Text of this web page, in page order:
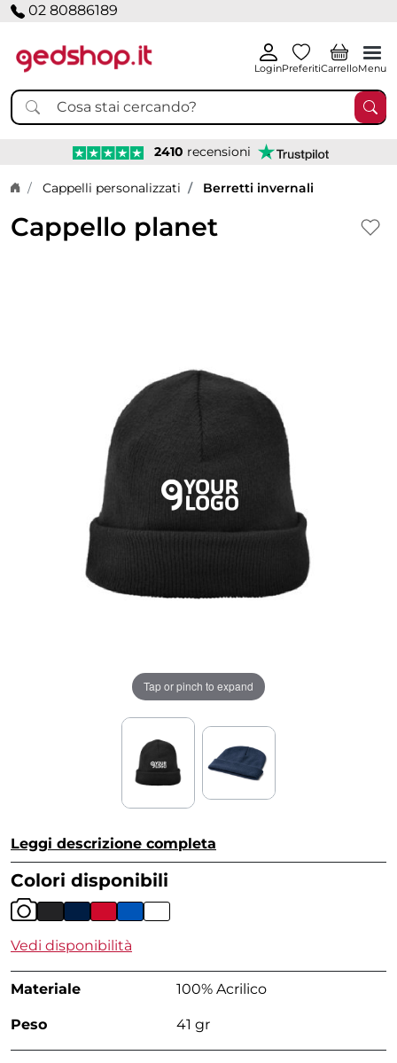
02 80886189
LoginPreferitiCarrelloMenu
2410 recensioni
Home page
Cappelli personalizzati Berretti invernali
Cappello planet
Tap or pinch to expand
Leggi descrizione completa
Colori disponibili
Vedi disponibilità
Materiale 100% Acrilico
Peso 41 gr